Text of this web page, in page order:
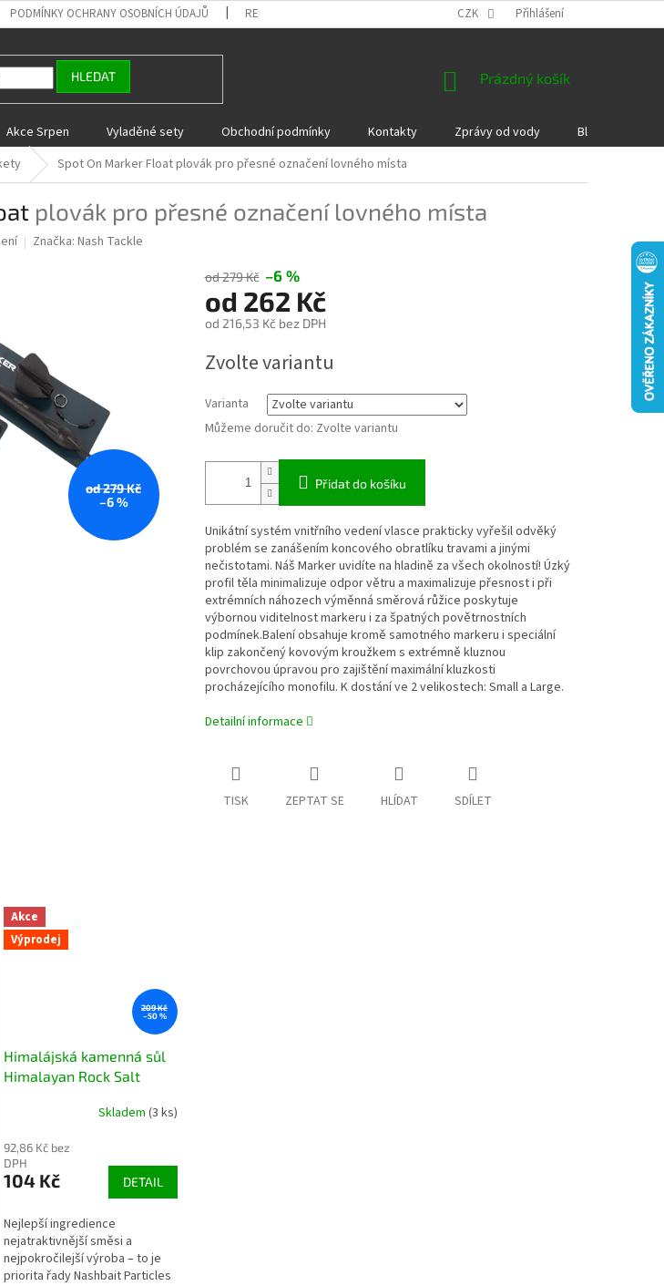
PODMÍNKY OCHRANY OSOBNÍCH ÚDAJŮ REKLAMACE A VRÁCENÍ ZBOŽÍ DÁRKOVÉ POUKAZY
CZK Přihlášení
HLEDAT
NÁKUPNÍ
Prázdný košík
Akce Srpen Vyladěné sety Obchodní podmínky Kontakty Zprávy od vody Blog
Spot On Marker Floatplovák pro přesné označení lovného místa
plovák pro přesné označení lovného místa
Značka: Nash Tackle
od 279 Kč
–6 %
od 279 Kč –6 %
od 262 Kč
od 216,53 Kčbez DPH
cena:
Zvolte variantu
Varianta
Můžeme doručit do: Zvolte variantu
Přidat do košíku
Unikátní systém vnitřního vedení vlasce prakticky vyřešil odvěký
problém se zanášením koncového obratlíku travami a jinými
nečistotami. Náš Marker uvidíte na hladině za všech okolností! Úzký
profil těla minimalizuje odpor větru a maximalizuje přesnost i při
extrémních náhozech výměnná směrová růžice poskytuje
výbornou viditelnost markeru i za špatných povětrnostních
podmínek.Balení obsahuje kromě samotného markeru i speciální
klip zakončený kovovým kroužkem s extrémně kluznou
povrchovou úpravou pro zajištění maximální kluzkosti
procházejícího monofilu. K dostání ve 2 velikostech: Small a Large.
Detailní informace
TISK ZEPTAT SE HLÍDAT SDÍLET
Akce
Výprodej
209 Kč
–50 %
Himalájská kamenná sůl
Himalayan Rock Salt
Skladem (3 ks)
92,86 Kč bez
DPH
104 Kč DETAIL
Nejlepší ingredience
nejatraktivnější směsi a
nejpokročilejší výroba – to je
priorita řady Nashbait Particles